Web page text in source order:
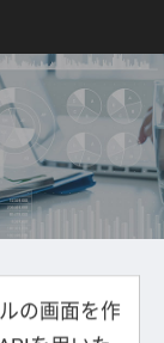
の画面を作